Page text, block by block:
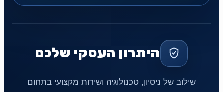
היתרון העסקי שלכם
שילוב של ניסיון, טכנולוגיה ושירות מקצועי בתחום